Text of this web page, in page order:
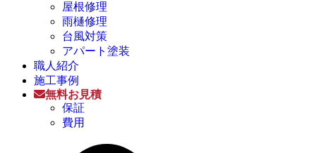
屋根修理
雨樋修理
台風対策
アパート塗装
職人紹介
施工事例
無料お見積
保証
費用